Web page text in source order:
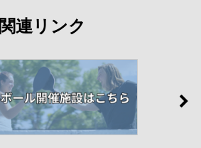
関連リンク